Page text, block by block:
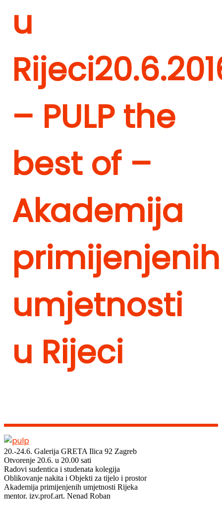
u
Rijeci
– PULP the
best of –
Akademija
primijenjenih
umjetnosti
u Rijeci
20.-24.6. Galerija GRETA Ilica 92 Zagreb
Otvorenje 20.6. u 20.00 sati
Radovi sudentica i studenata kolegija
Oblikovanje nakita i Objekti za tijelo i prostor
Akademija primijenjenih umjetnosti Rijeka
mentor. izv.prof.art. Nenad Roban